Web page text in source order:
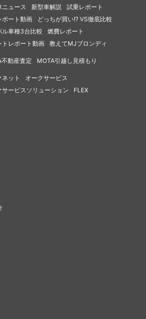
ニュース 新型車解説
試乗レポート
ポート動画
どっちが買い!? VS徹底比較
ル車種3台比較
燃費レポート
トレポート動画
教えてMJブロンディ
不動産査定 MOTA引越し見積もり
ネット
オークサービス
サービスソリューション
FLEX